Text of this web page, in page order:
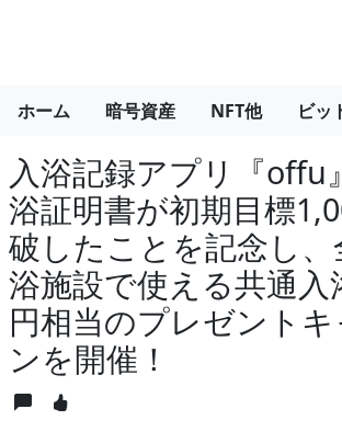
ホーム 暗号資産 NFT他 ビッ
入浴記録アプリ『offu
浴証明書が初期目標
破したことを記念し、
浴施設で使える共通入
円相当のプレゼント
ンを開催！